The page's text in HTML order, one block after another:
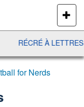
PLUS
DE
JEUX
RÉCRÉ À LETTRES
for Nerds